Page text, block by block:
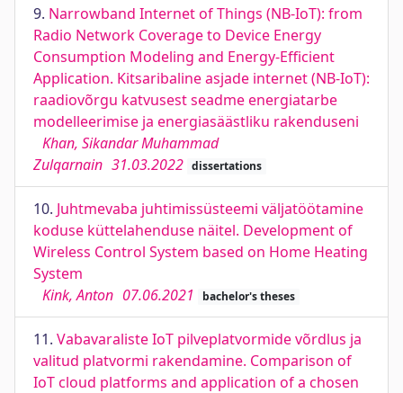
9. Narrowband Internet of Things (NB-IoT): from
Radio Network Coverage to Device Energy
Consumption Modeling and Energy-Eﬃcient
Application. Kitsaribaline asjade internet (NB-IoT):
raadiovõrgu katvusest seadme energiatarbe
modelleerimise ja energiasäästliku rakenduseni
Khan, Sikandar Muhammad
Zulqarnain 31.03.2022 dissertations
10. Juhtmevaba juhtimissüsteemi väljatöötamine
koduse küttelahenduse näitel. Development of
Wireless Control System based on Home Heating
System
Kink, Anton 07.06.2021 bachelor's theses
11. Vabavaraliste IoT pilveplatvormide võrdlus ja
valitud platvormi rakendamine. Comparison of
IoT cloud platforms and application of a chosen